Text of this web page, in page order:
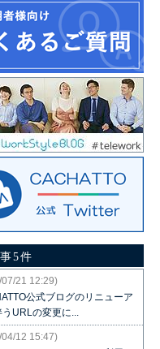
5件
21 12:29)
公式ブログのリニューア
うURLの変更に...
12 15:47)